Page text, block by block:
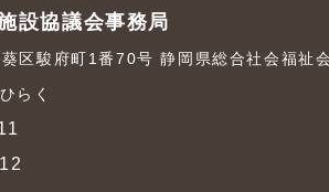
設協議会事務局
区駿府町1番70号 静岡県総合社会福祉
らく